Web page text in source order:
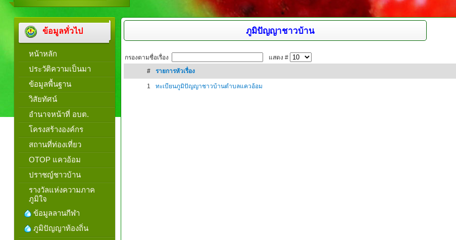
ข้อมูลทั่วไป
หน้าหลัก
ประวัติความเป็นมา
ข้อมูลพื้นฐาน
วิสัยทัศน์
อำนาจหน้าที่ อบต.
โครงสร้างองค์กร
สถานที่ท่องเที่ยว
OTOP แควอ้อม
ปราชญ์ชาวบ้าน
รางวัลแห่งความภาค
ภูมิใจ
ข้อมูลลานกีฬา
ภูมิปัญญาท้องถิ่น
ภูมิปัญญาชาวบ้าน
กรองตามชื่อเรื่อง
แสดง #
#
รายการหัวเรื่อง
1 ทะเบียนภูมิปัญญาชาวบ้านตำบลแควอ้อม